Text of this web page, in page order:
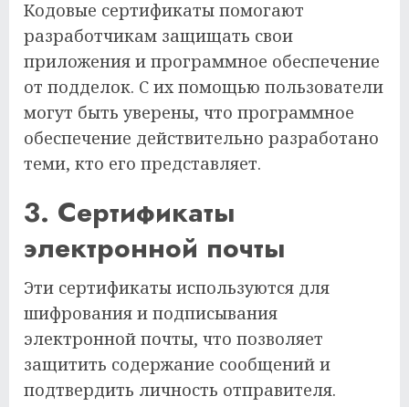
Кодовые сертификаты помогают
разработчикам защищать свои
приложения и программное обеспечение
от подделок. С их помощью пользователи
могут быть уверены, что программное
обеспечение действительно разработано
теми, кто его представляет.
3. Сертификаты
электронной почты
Эти сертификаты используются для
шифрования и подписывания
электронной почты, что позволяет
защитить содержание сообщений и
подтвердить личность отправителя.